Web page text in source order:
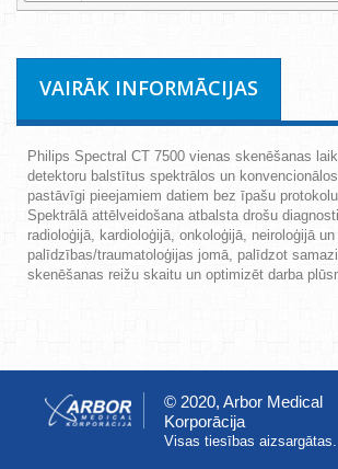
VAIRĀK INFORMĀCIJAS
Philips Spectral CT 7500 vienas skenēšanas
detektoru balstītus spektrālos un
pastāvīgi pieejamiem datiem bez īpašu
Spektrālā attēlveidošana atbalsta drošu
radioloģijā, kardioloģijā, onkoloģijā, neiroloģijā
palīdzības/traumatoloģijas jomā, palīdzot
skenēšanas reižu skaitu un optimizēt darba
© 2020, Arbor Medical
Korporācija
Visas tiesības aizsargātas.